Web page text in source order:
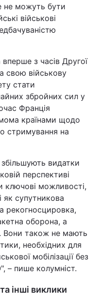
не можуть бути
військові
з часів Другої
свою військову
стати
збройних сил у
Франція
країнами щодо
стримування на
видатки
перспективі
ключові можливості,
як супутникова
рекогносцировка,
оборона, а
Вони також не мають
необхідних для
мобілізації без
– пише колумніст.
інші виклики